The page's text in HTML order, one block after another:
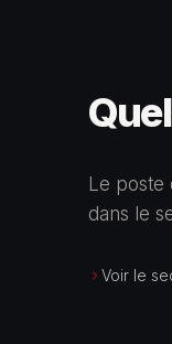
Le
dans le
Voir le